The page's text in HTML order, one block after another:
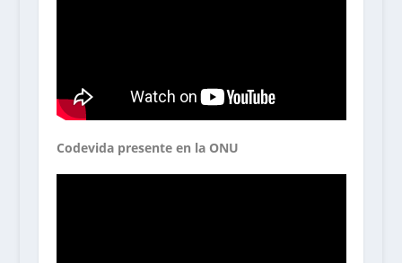
Codevida presente en la ONU